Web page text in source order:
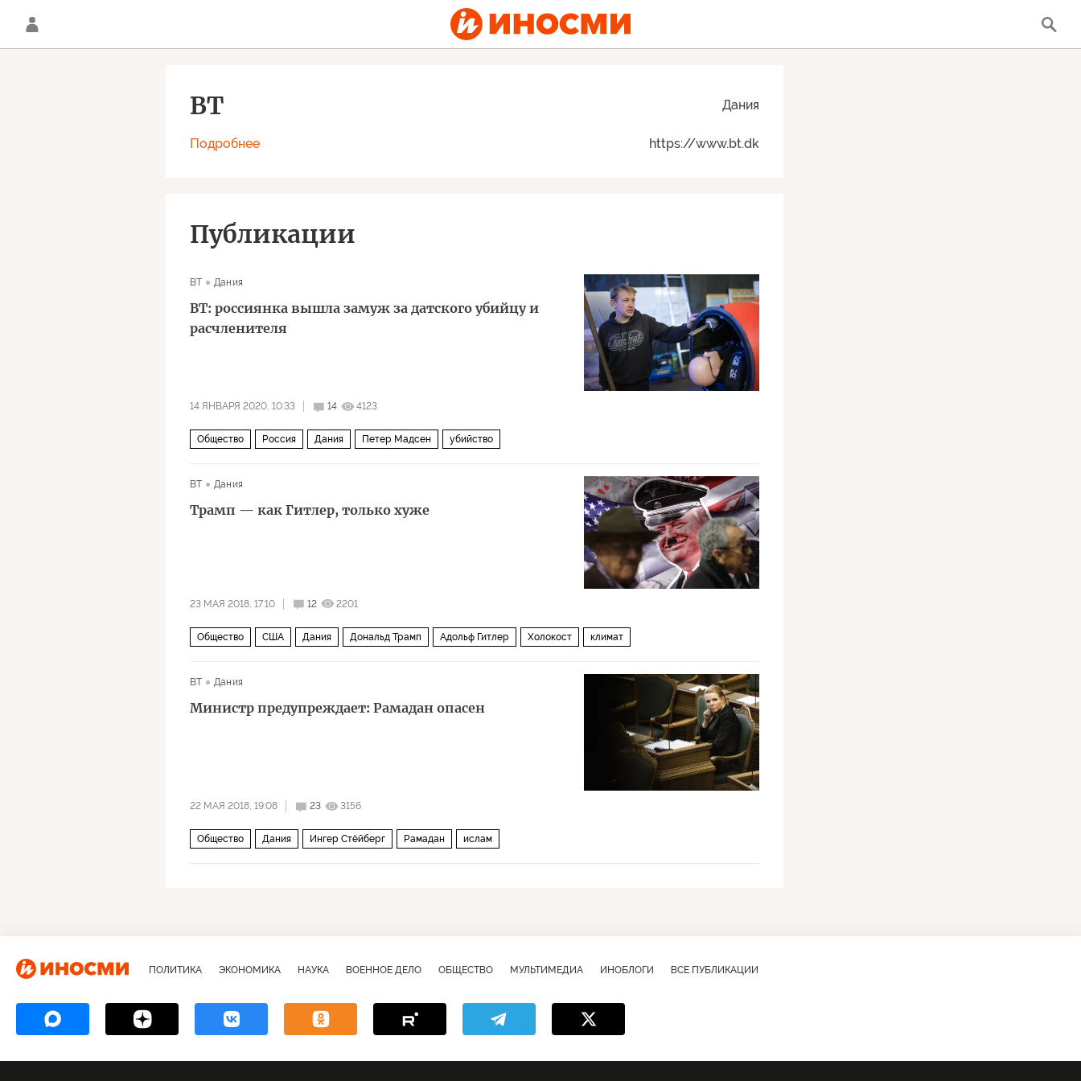
Дания
https://www.bt.dk
BT
Подробнее
Публикации
BT Дания
BT: россиянка вышла замуж за датского убийцу и
расчленителя
14 ЯНВАРЯ 2020, 10:33 14 4123
Общество Россия Дания Петер Мадсен убийство
BT Дания
Трамп — как Гитлер, только хуже
23 МАЯ 2018, 17:10 12 2201
Общество США Дания Дональд Трамп Адольф Гитлер Холокост климат
BT Дания
Министр предупреждает: Рамадан опасен
22 МАЯ 2018, 19:08 23 3156
Общество Дания Ингер Стёйберг Рамадан ислам
ПОЛИТИКА ЭКОНОМИКА НАУКА ВОЕННОЕ ДЕЛО ОБЩЕСТВО МУЛЬТИМЕДИА ИНОБЛОГИ ВСЕ ПУБЛИКАЦИИ